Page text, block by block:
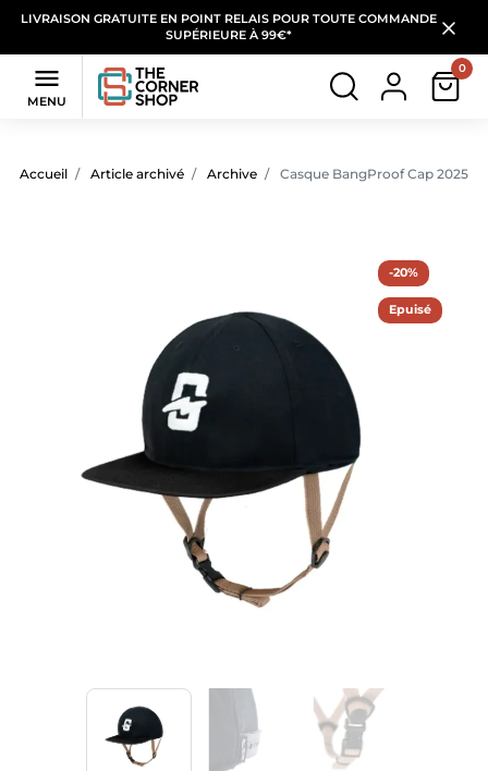
LIVRAISON GRATUITE EN POINT RELAIS POUR TOUTE COMMANDE
SUPÉRIEURE À 99€*

MENU
0
Accueil Article archivé Archive Casque BangProof Cap 2025 -
-20%
Epuisé